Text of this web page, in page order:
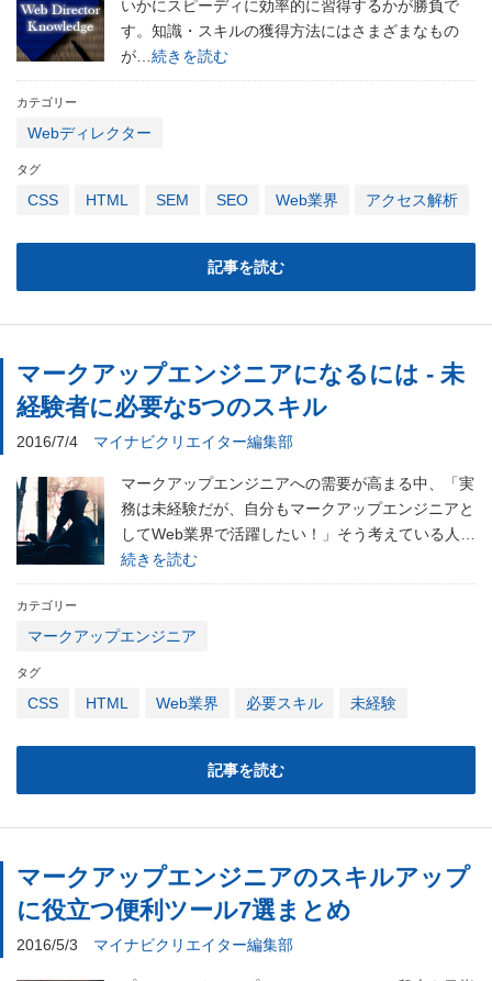
いかにスピーディに効率的に習得するかが勝負で
す。知識・スキルの獲得方法にはさまざまなもの
が… 続きを読む
カテゴリー
Webディレクター
タグ
CSS HTML SEM SEO Web業界 アクセス解析
記事を読む
マークアップエンジニアになるには - 未
経験者に必要な5つのスキル
2016/7/4 マイナビクリエイター編集部
マークアップエンジニアへの需要が高まる中、「実
務は未経験だが、自分もマークアップエンジニアと
してWeb業界で活躍したい！」そう考えている人…
続きを読む
カテゴリー
マークアップエンジニア
タグ
CSS HTML Web業界 必要スキル 未経験
記事を読む
マークアップエンジニアのスキルアップ
に役立つ便利ツール7選まとめ
2016/5/3 マイナビクリエイター編集部